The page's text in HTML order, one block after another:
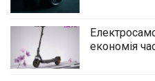
економія